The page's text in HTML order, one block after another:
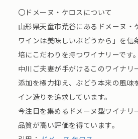
〇ドメーヌ・ケロスについて
山形県天童市荒谷にあるドメーヌ・
ワインは美味しいぶどうから」を信
培にこだわりを持つワイナリーです。
中川ご夫妻が手がけるこのワイナリ
添加を極力抑え、ぶどう本来の風味
イン造りを追求しています。
今注目を集めるドメーヌ型ワイナリ
品質が高い評価を得ています。